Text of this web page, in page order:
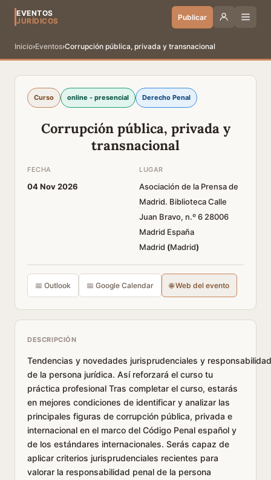
EVENTOS
JURÍDICOS
Publicar
Inicio›Eventos›Corrupción pública, privada y transnacional
Curso online - presencial Derecho Penal
Corrupción pública, privada y
transnacional
FECHA
04 Nov 2026
LUGAR
Asociación de la Prensa de
Madrid. Biblioteca Calle
Juan Bravo, n.º 6 28006
Madrid España
Madrid (Madrid)
📅 Outlook 📅 Google Calendar 🌐 Web del evento
DESCRIPCIÓN
Tendencias y novedades jurisprudenciales y
de la persona jurídica. Así reforzará el curso tu
práctica profesional Tras completar el curso, estarás
en mejores condiciones de identificar y analizar las
principales figuras de corrupción pública, privada e
internacional en el marco del Código Penal español y
de los estándares internacionales. Serás capaz de
aplicar criterios jurisprudenciales recientes para
valorar la responsabilidad penal de la persona